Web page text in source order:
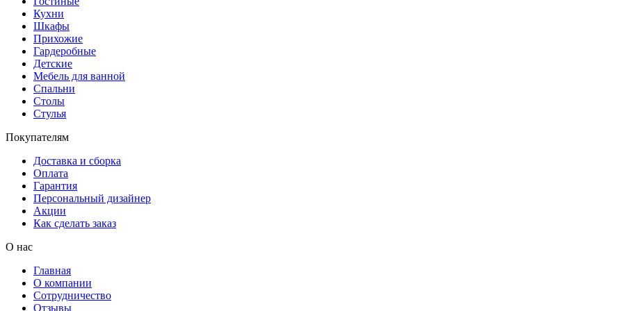
Кухни
Шкафы
Прихожие
Гардеробные
Детские
Мебель для ванной
Спальни
Столы
Стулья
Покупателям
Доставка и сборка
Оплата
Гарантия
Персональный дизайнер
Акции
Как сделать заказ
О нас
Главная
О компании
Сотрудничество
Отзывы